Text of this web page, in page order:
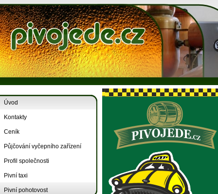
Úvod
Kontakty
Ceník
Půjčování vyčepního zařízení
Profil společnosti
Pivní taxi
Pivní pohotovost